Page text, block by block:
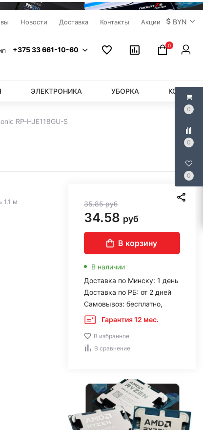
0
0
0
Новости Доставка Контакты Акции BYN
+375 33 661-10-60
0
ЭЛЕКТРОНИКА УБОРКА
RP-HJE118GU-S
1.1 м 35.85руб
34.58 руб
В корзину
В наличии
Доставка по Минску: 1 день
Доставка по РБ: от 2 дней
Самовывоз: бесплатно,
Гарантия 12 мес.
В избранное
В сравнение